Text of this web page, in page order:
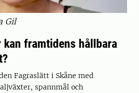
Gil
kan framtidens hållbara
Fagraslätt i Skåne med
spannmål och